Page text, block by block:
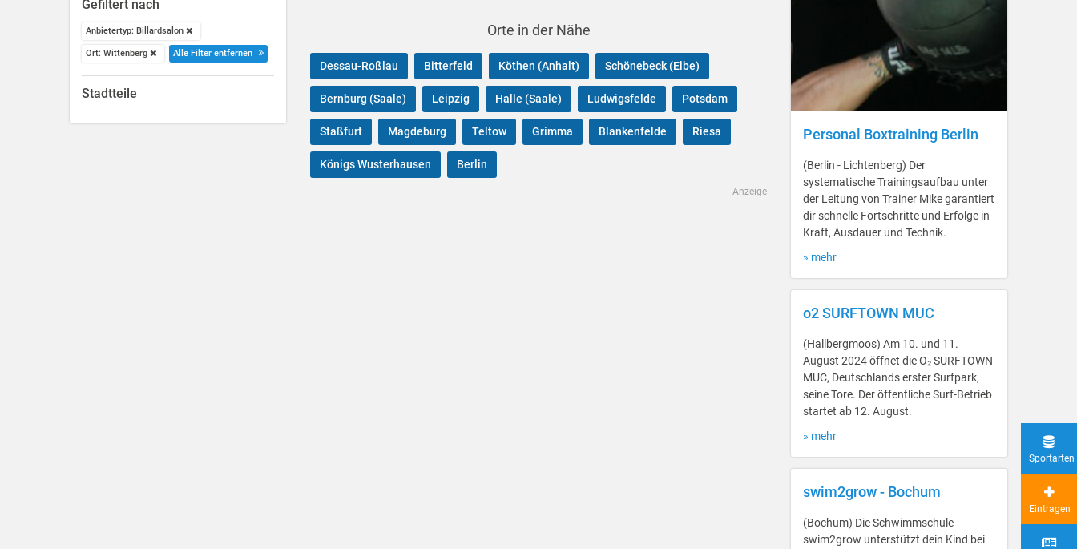
Gefiltert nach
Anbietertyp: Billardsalon
Ort: Wittenberg Alle Filter entfernen
Stadtteile
Orte in der Nähe
Dessau-Roßlau Bitterfeld Köthen (Anhalt) Schönebeck (Elbe)
Bernburg (Saale) Leipzig Halle (Saale) Ludwigsfelde Potsdam
Staßfurt Magdeburg Teltow Grimma Blankenfelde Riesa
Königs Wusterhausen Berlin
Anzeige
Personal Boxtraining Berlin
(Berlin - Lichtenberg) Der
systematische Trainingsaufbau unter
der Leitung von Trainer Mike garantiert
dir schnelle Fortschritte und Erfolge in
Kraft, Ausdauer und Technik.
» mehr
o2 SURFTOWN MUC
(Hallbergmoos) Am 10. und 11.
August 2024 öffnet die O₂ SURFTOWN
MUC, Deutschlands erster Surfpark,
seine Tore. Der öffentliche Surf-Betrieb
startet ab 12. August.
» mehr
swim2grow - Bochum
(Bochum) Die Schwimmschule
swim2grow unterstützt dein Kind bei
Sportarten
Eintragen